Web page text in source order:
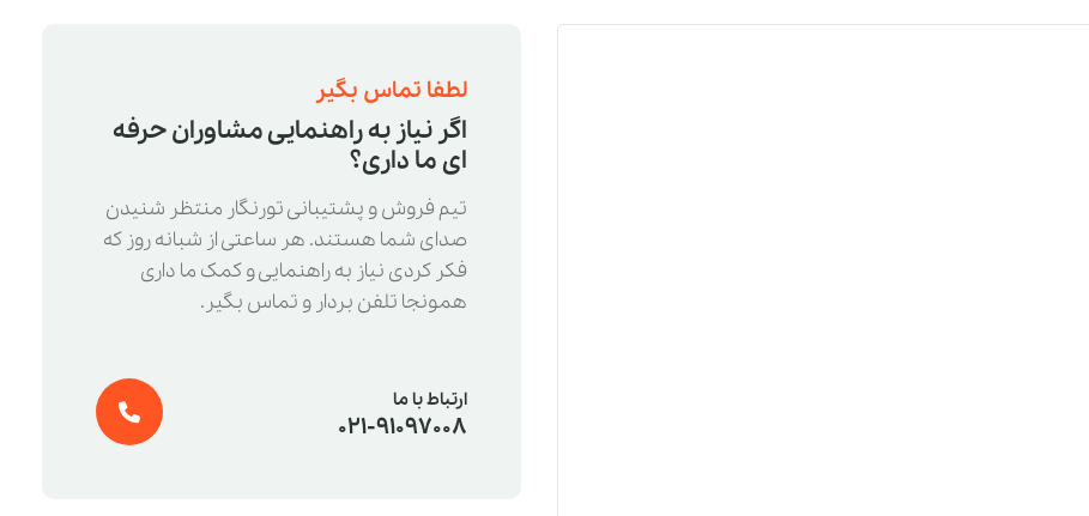
لطفا تماس بگیر
اگر نیاز به راهنمایی مشاوران حرفه
ای ما داری؟
تیم فروش و پشتیبانی تورنگار منتظر شنیدن
صدای شما هستند. هر ساعتی از شبانه روز که
فکر کردی نیاز به راهنمایی و کمک ما داری
همونجا تلفن بردار و تماس بگیر.
ارتباط با ما
021-91097008